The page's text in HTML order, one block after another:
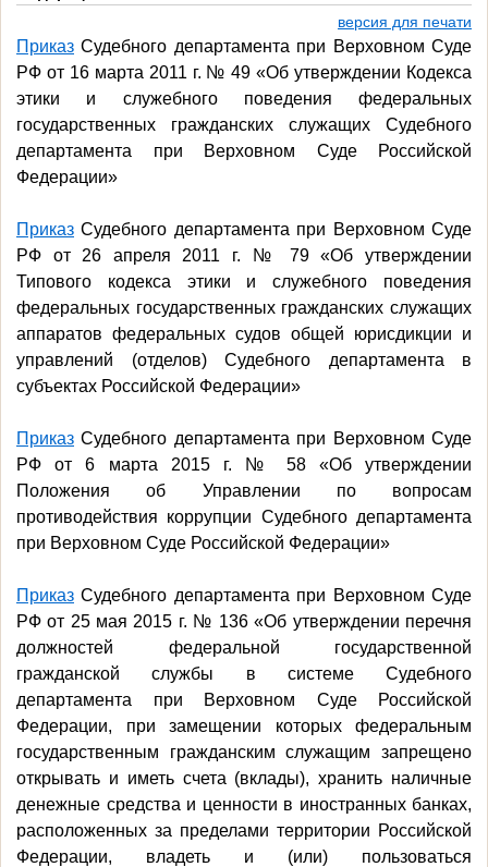
версия для печати
Приказ Судебного департамента при Верховном Суде
РФ от 16 марта 2011 г. № 49 «Об утверждении Кодекса
этики и служебного поведения федеральных
государственных гражданских служащих Судебного
департамента при Верховном Суде Российской
Федерации»
Приказ Судебного департамента при Верховном Суде
РФ от 26 апреля 2011 г. № 79 «Об утверждении
Типового кодекса этики и служебного поведения
федеральных государственных гражданских служащих
аппаратов федеральных судов общей юрисдикции и
управлений (отделов) Судебного департамента в
субъектах Российской Федерации»
Приказ Судебного департамента при Верховном Суде
РФ от 6 марта 2015 г. № 58 «Об утверждении
Положения об Управлении по вопросам
противодействия коррупции Судебного департамента
при Верховном Суде Российской Федерации»
Приказ Судебного департамента при Верховном Суде
РФ от 25 мая 2015 г. № 136 «Об утверждении перечня
должностей федеральной государственной
гражданской службы в системе Судебного
департамента при Верховном Суде Российской
Федерации, при замещении которых федеральным
государственным гражданским служащим запрещено
открывать и иметь счета (вклады), хранить наличные
денежные средства и ценности в иностранных банках,
расположенных за пределами территории Российской
Федерации, владеть и (или) пользоваться